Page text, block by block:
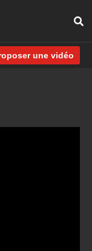
une vidéo